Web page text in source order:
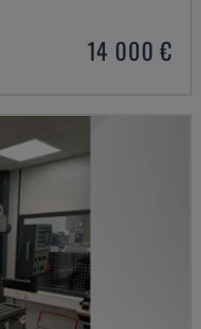
14 000 €